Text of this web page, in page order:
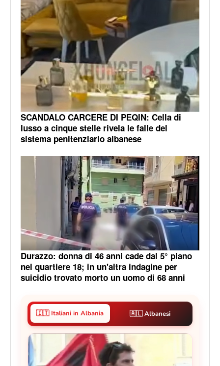
SCANDALO CARCERE DI PEQIN: Cella di
lusso a cinque stelle rivela le falle del
sistema penitenziario albanese
Durazzo: donna di 46 anni cade dal 5° piano
nel quartiere 18; in un'altra indagine per
suicidio trovato morto un uomo di 68 anni
🇮🇹 Italiani in Albania 🇦🇱 Albanesi